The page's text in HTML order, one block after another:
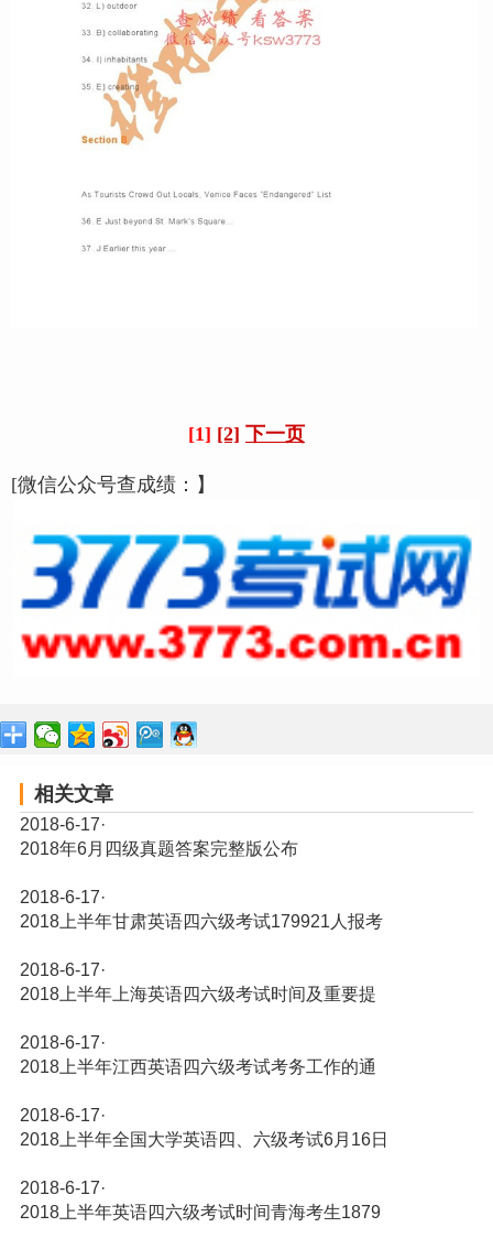
[1] [2] 下一页
[微信公众号查成绩：】
相关文章
2018-6-17·
2018年6月四级真题答案完整版公布
2018-6-17·
2018上半年甘肃英语四六级考试179921人报考
2018-6-17·
2018上半年上海英语四六级考试时间及重要提
2018-6-17·
2018上半年江西英语四六级考试考务工作的通
2018-6-17·
2018上半年全国大学英语四、六级考试6月16日
2018-6-17·
2018上半年英语四六级考试时间青海考生1879